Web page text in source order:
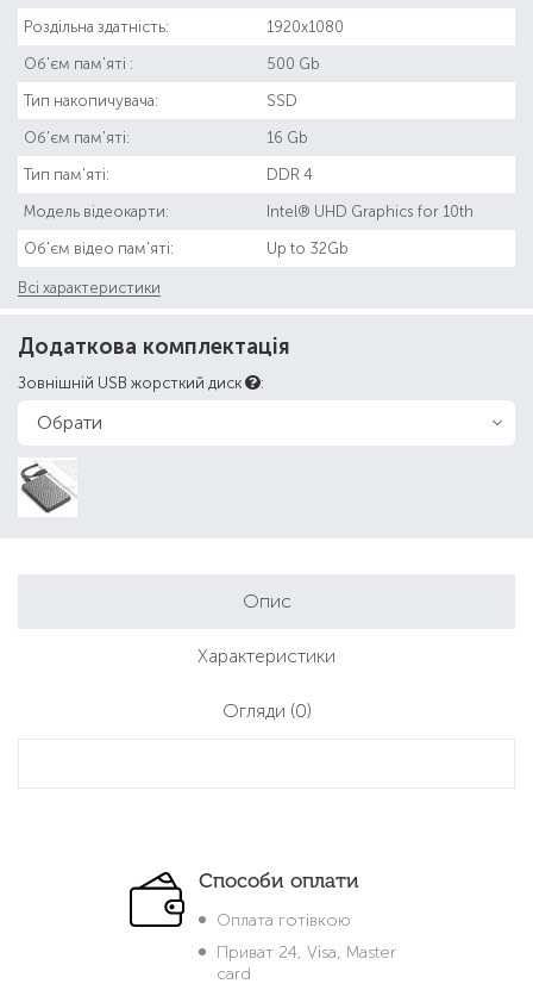
Роздільна здатність: 1920x1080
Об'єм пам'яті : 500 Gb
Тип накопичувача: SSD
Об'єм пам'яті: 16 Gb
Тип пам'яті: DDR 4
Модель відеокарти: Intel® UHD Graphics for 10th
Об'єм відео пам'яті: Up to 32Gb
Всі характеристики
Додаткова комплектація
Зовнішній USB жорсткий диск :
Опис
Характеристики
Огляди (0)
Способи оплати
Оплата готівкою
Приват 24, Visa, Master
card